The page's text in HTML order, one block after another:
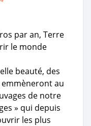
par an, Terre
le monde
beauté, des
au
de notre
» qui depuis
les plus